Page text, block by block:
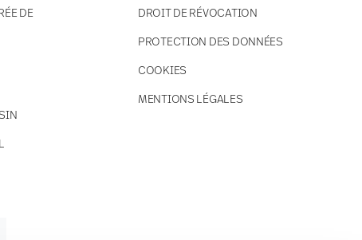
DE
DROIT DE RÉVOCATION
PROTECTION DES DONNÉES
COOKIES
MENTIONS LÉGALES